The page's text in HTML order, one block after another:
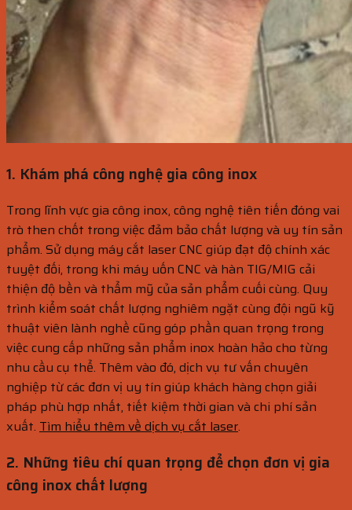
1. Khám phá công nghệ gia công inox
Trong lĩnh vực gia công inox, công nghệ tiên tiến đóng vai
trò then chốt trong việc đảm bảo chất lượng và uy tín sản
phẩm. Sử dụng máy cắt laser CNC giúp đạt độ chính xác
tuyệt đối, trong khi máy uốn CNC và hàn TIG/MIG cải
thiện độ bền và thẩm mỹ của sản phẩm cuối cùng. Quy
trình kiểm soát chất lượng nghiêm ngặt cùng đội ngũ kỹ
thuật viên lành nghề cũng góp phần quan trọng trong
việc cung cấp những sản phẩm inox hoàn hảo cho từng
nhu cầu cụ thể. Thêm vào đó, dịch vụ tư vấn chuyên
nghiệp từ các đơn vị uy tín giúp khách hàng chọn giải
pháp phù hợp nhất, tiết kiệm thời gian và chi phí sản
xuất. Tìm hiểu thêm về dịch vụ cắt laser.
2. Những tiêu chí quan trọng để chọn đơn vị gia
công inox chất lượng